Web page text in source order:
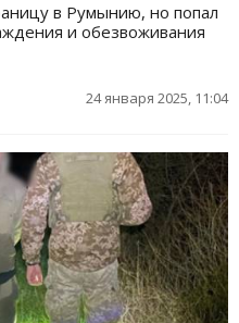
в Румынию, но попал
и обезвоживания
24 января 2025, 11:04